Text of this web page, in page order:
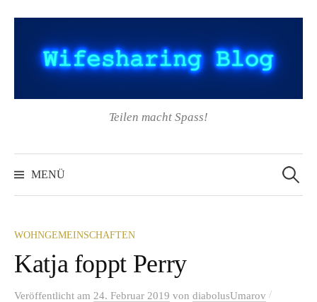
Inhalt
Teilen macht Spass!
MENÜ
nach:
WOHNGEMEINSCHAFTEN
Katja foppt Perry
Veröffentlicht am 24. Februar 2019 von diabolusUmarov /